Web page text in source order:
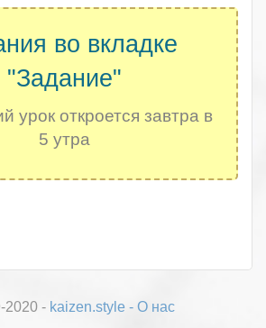
во вкладке
"Задание"
урок откроется завтра в
5 утра
2020 - kaizen.style- О нас